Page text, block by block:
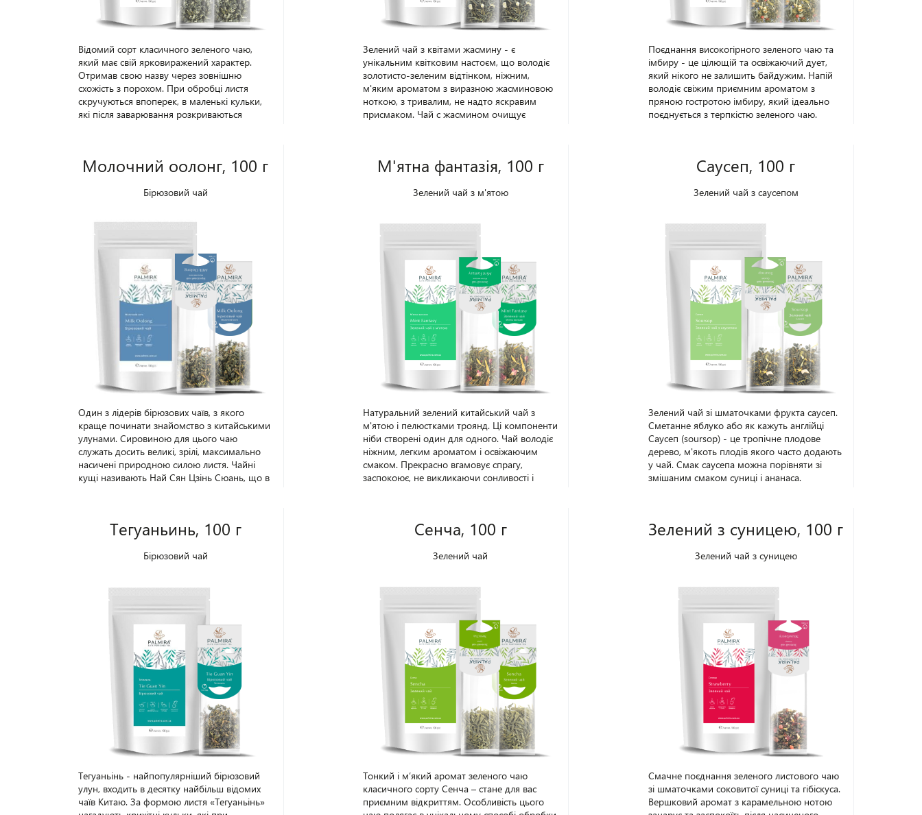
Відомий сорт класичного зеленого чаю,
який має свій ярковиражений характер.
Отримав свою назву через зовнішню
схожість з порохом. При обробці листя
скручуються впоперек, в маленькі кульки,
які після заварювання розкриваються
надихає та втамовує спрагу. Упаковка - 100
Зелений чай з квітами жасмину - є
унікальним квітковим настоєм, що володіє
золотисто-зеленим відтінком, ніжним,
м'яким ароматом з виразною жасминовою
ноткою, з тривалим, не надто яскравим
присмаком. Чай с жасмином очищує
школярам, студентам і науковцям. Чашка
зеленого чаю з жасмином здатна вдихнути
в людину оптимізм, додати упевненість,
Поєднання високогірного зеленого чаю та
імбиру - це цілющій та освіжаючий дует,
який нікого не залишить байдужим. Напій
володіє свіжим приємним ароматом з
пряною гостротою імбиру, який ідеально
поєднується з терпкістю зеленого чаю.
відчуєте приємне тепло по всьому тілу та
прилив сил. Упаковка - 100 г.
Молочний оолонг, 100 г
Бірюзовий чай
Один з лідерів бірюзових чаїв, з якого
краще починати знайомство з китайськими
улунами. Сировиною для цього чаю
служать досить великі, зрілі, максимально
насичені природною силою листя. Чайні
кущі називають Най Сян Цзінь Сюань, що в
відчувається молоко і вишукані нотки
карамелі. Смак м'який, в міру солодкий,
абсолютно не терпкий. Молочний улун
М'ятна фантазія, 100 г
Зелений чай з м'ятою
Натуральний зелений китайський чай з
м'ятою і пелюстками троянд. Ці компоненти
ніби створені один для одного. Чай володіє
ніжним, легким ароматом і освіжаючим
смаком. Прекрасно вгамовує спрагу,
заспокоює, не викликаючи сонливості і
Саусеп, 100 г
Зелений чай з саусепом
Зелений чай зі шматочками фрукта саусеп.
Сметанне яблуко або як кажуть англійці
Саусеп (soursop) - це тропічне плодове
дерево, м'якоть плодів якого часто додають
у чай. Смак саусепа можна порівняти зі
змішаним смаком суниці і ананаса.
прекрасне самопочуття. Одного разу
спробувавши цей чай, багато хто стає його
шанувальником назавжди. Упаковка - 100 г.
Тегуаньинь, 100 г
Бірюзовий чай
Тегуаньінь - найпопулярніший бірюзовий
улун, входить в десятку найбільш відомих
чаїв Китаю. За формою листя «Тегуаньінь»
Сенча, 100 г
Зелений чай
Тонкий і м’який аромат зеленого чаю
класичного сорту Сенча – стане для вас
приємним відкриттям. Особливість цього
Зелений з суницею, 100 г
Зелений чай з суницею
Смачне поєднання зеленого листового чаю
зі шматочками соковитої суниці та гібіскуса.
Вершковий аромат з карамельною нотою